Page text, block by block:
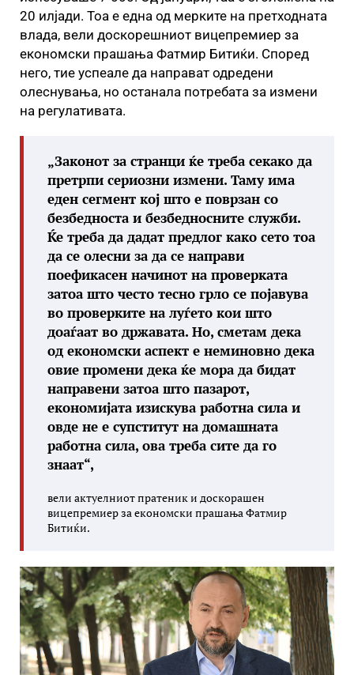
20 илјади. Тоа е една од мерките на претходната
влада, вели доскорешниот вицепремиер за
економски прашања Фатмир Битиќи. Според
него, тие успеале да направат одредени
олеснувања, но останала потребата за измени
на регулативата.
„Законот за странци ќе треба секако да
претрпи сериозни измени. Таму има
еден сегмент кој што е поврзан со
безбедноста и безбедносните служби.
Ќе треба да дадат предлог како сето тоа
да се олесни за да се направи
поефикасен начинот на проверката
затоа што често тесно грло се појавува
во проверките на луѓето кои што
доаѓаат во државата. Но, сметам дека
од економски аспект е неминовно дека
овие промени дека ќе мора да бидат
направени затоа што пазарот,
економијата изискува работна сила и
овде не е супститут на домашната
работна сила, ова треба сите да го
знаат“,
вели актуелниот пратеник и доскорашен
вицепремиер за економски прашања Фатмир
Битиќи.